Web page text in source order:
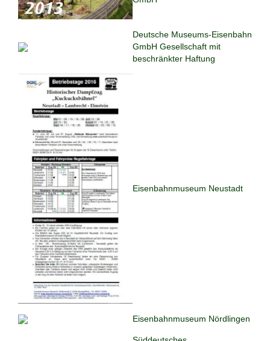
Deutsche Museums-Eisenbahn
GmbH Gesellschaft mit
beschränkter Haftung
Eisenbahnmuseum Neustadt
Eisenbahnmuseum Nördlingen